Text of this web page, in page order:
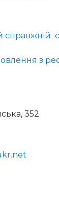
справжній
з
352